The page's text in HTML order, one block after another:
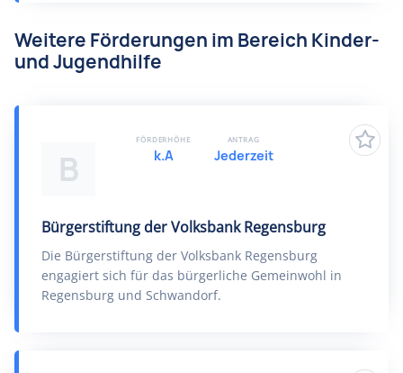
Weitere Förderungen im Bereich Kinder-
und Jugendhilfe
B
Bürgerstiftung der Volksbank Regensburg
Die Bürgerstiftung der Volksbank Regensburg
engagiert sich für das bürgerliche Gemeinwohl in
Regensburg und Schwandorf.
FÖRDERHÖHE
k.A
ANTRAG
Jederzeit